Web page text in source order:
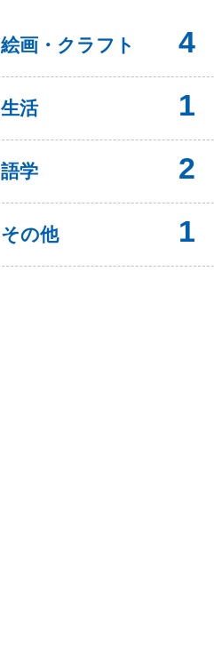
絵画・クラフト 4
生活 1
語学 2
その他 1